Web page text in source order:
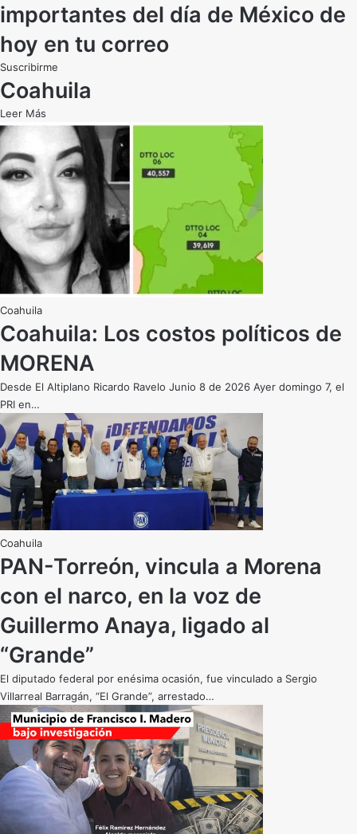
importantes del día de México de
hoy en tu correo
Suscribirme
Coahuila
Leer Más
Coahuila
Coahuila: Los costos políticos de
MORENA
Desde El Altiplano Ricardo Ravelo Junio 8 de 2026 Ayer domingo 7, el
PRI en…
Coahuila
PAN-Torreón, vincula a Morena
con el narco, en la voz de
Guillermo Anaya, ligado al
“Grande”
El diputado federal por enésima ocasión, fue vinculado a Sergio
Villarreal Barragán, “El Grande”, arrestado…